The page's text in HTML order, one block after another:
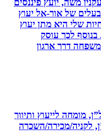
משה, יועץ פיננסים
של אור-אל יעוץ
שלי היא מתן יעוץ
לכך עוסק
דרך ארגון
לייעוץ ותיווך
לקניה/מכירה/השכרה